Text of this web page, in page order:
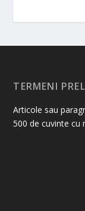
TERMENI
Articole sau
500 de cuvinte cu